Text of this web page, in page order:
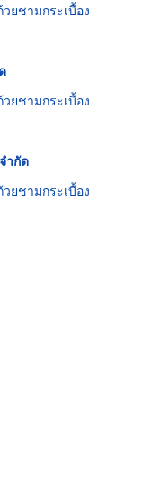
ยชามกระเบื้อง
ยชามกระเบื้อง
ำกัด
ยชามกระเบื้อง